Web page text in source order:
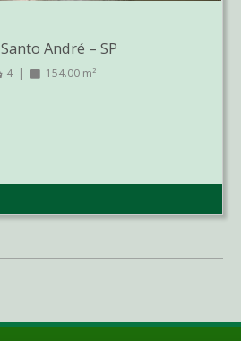
Santo André – SP
4 154.00 m²